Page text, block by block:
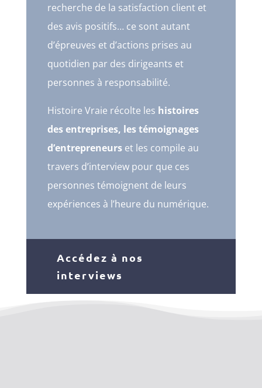
recherche de la satisfaction client et
des avis positifs… ce sont autant
d’épreuves et d’actions prises au
quotidien par des dirigeants et
personnes à responsabilité.
Histoire Vraie récolte les histoires
des entreprises, les témoignages
d’entrepreneurset les compile au
travers d’interview pour que ces
personnes témoignent de leurs
expériences à l’heure du numérique.
Accédez à nos
interviews